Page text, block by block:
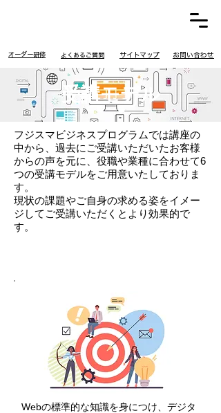
​オーダー研修 ​よくあるご質問 ​サイトマップ お問い合わせ
受講モデル
フジスマビジネスプログラムでは講座の
中から、過去にご受講いただいたお客様
からの声を元に、役職や業種に合わせて6
つの受講モデルをご用意いたしておりま
す。
現状の課題やご自身の求める姿をイメー
ジしてご受講いただくとより効果的で
す。
Webの標準的な知識を身につけ、デジタ